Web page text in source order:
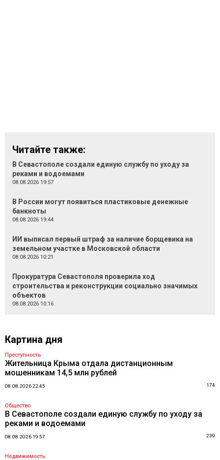
Читайте также:
В Севастополе создали единую службу по уходу за
реками и водоемами
08.08.2026 19:57
В России могут появиться пластиковые денежные
банкноты
08.08.2026 19:44
ИИ выписал первый штраф за наличие борщевика на
земельном участке в Московской области
08.08.2026 10:21
Прокуратура Севастополя проверила ход
строительства и реконструкции социально значимых
объектов
08.08.2026 10:16
Картина дня
Преступность
Жительница Крыма отдала дистанционным
мошенникам 14,5 млн рублей
08.08.2026 22:45 174
Общество
В Севастополе создали единую службу по уходу за
реками и водоемами
08.08.2026 19:57 239
Недвижимость